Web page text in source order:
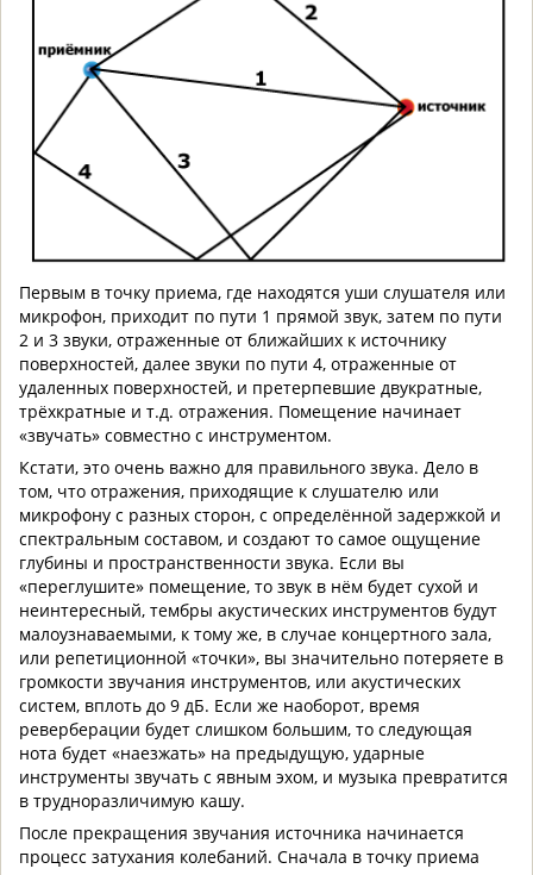
Первым в точку приема, где находятся уши слушателя или
микрофон, приходит по пути 1 прямой звук, затем по пути
2 и 3 звуки, отраженные от ближайших к источнику
поверхностей, далее звуки по пути 4, отраженные от
удаленных поверхностей, и претерпевшие двукратные,
трёхкратные и т.д. отражения. Помещение начинает
«звучать» совместно с инструментом.
Кстати, это очень важно для правильного звука. Дело в
том, что отражения, приходящие к слушателю или
микрофону с разных сторон, с определённой задержкой и
спектральным составом, и создают то самое ощущение
глубины и пространственности звука. Если вы
«переглушите» помещение, то звук в нём будет сухой и
неинтересный, тембры акустических инструментов будут
малоузнаваемыми, к тому же, в случае концертного зала,
или репетиционной «точки», вы значительно потеряете в
громкости звучания инструментов, или акустических
систем, вплоть до 9 дБ. Если же наоборот, время
реверберации будет слишком большим, то следующая
нота будет «наезжать» на предыдущую, ударные
инструменты звучать с явным эхом, и музыка превратится
в трудноразличимую кашу.
После прекращения звучания источника начинается
процесс затухания колебаний. Сначала в точку приема